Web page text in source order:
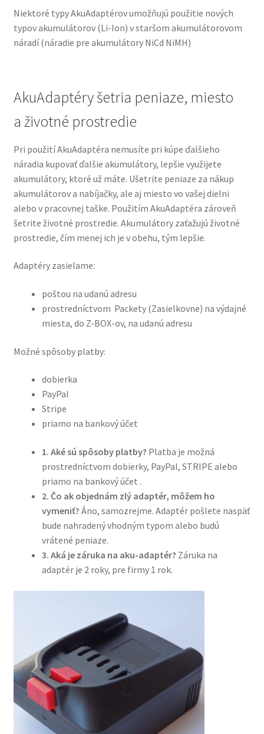
Niektoré typy AkuAdaptérov umožňujú použitie nových
typov akumulátorov (Li-Ion) v staršom akumulátorovom
náradí (náradie pre akumulátory NiCd NiMH)
AkuAdaptéry šetria peniaze, miesto
a životné prostredie
Pri použití AkuAdaptéra nemusíte pri kúpe ďalšieho
náradia kupovať ďalšie akumulátory, lepšie využijete
akumulátory, ktoré už máte. Ušetrite peniaze za nákup
akumulátorov a nabíjačky, ale aj miesto vo vašej dielni
alebo v pracovnej taške. Použitím AkuAdaptéra zároveň
šetrite životné prostredie. Akumulátory zaťažujú životné
prostredie, čím menej ich je v obehu, tým lepšie.
Adaptéry zasielame:
poštou na udanú adresu
prostredníctvom Packety (Zasielkovne) na výdajné
miesta, do Z-BOX-ov, na udanú adresu
Možné spôsoby platby:
dobierka
PayPal
Stripe
priamo na bankový účet
1. Aké sú spôsoby platby? Platba je možná
prostredníctvom dobierky, PayPal, STRIPE alebo
priamo na bankový účet .
2. Čo ak objednám zlý adaptér, môžem ho
vymeniť? Áno, samozrejme. Adaptér pošlete naspäť
bude nahradený vhodným typom alebo budú
vrátené peniaze.
3. Aká je záruka na aku-adaptér? Záruka na
adaptér je 2 roky, pre firmy 1 rok.